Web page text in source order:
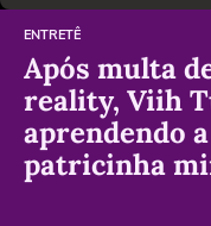
ENTRETÊ
Após multa
reality, Viih
aprendendo
patricinha